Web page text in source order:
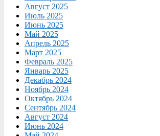
Август 2025
Июль 2025
Июнь 2025
Май 2025
Апрель 2025
Март 2025
Февраль 2025
Январь 2025
Декабрь 2024
Ноябрь 2024
Октябрь 2024
Сентябрь 2024
Август 2024
Июнь 2024